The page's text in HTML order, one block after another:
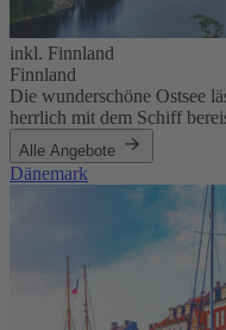
inkl. Finnland
Finnland
Die wunderschöne Ostsee
herrlich mit dem Schiff
Alle Angebote
Dänemark